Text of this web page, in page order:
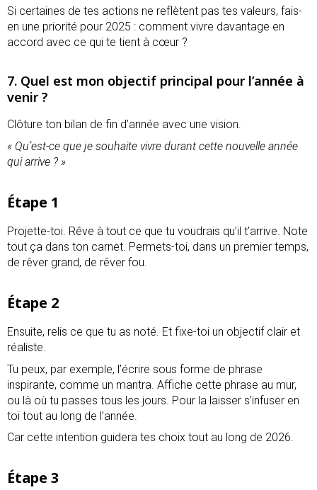
Si certaines de tes actions ne reflètent pas tes valeurs, fais-
en une priorité pour 2025 : comment vivre davantage en
accord avec ce qui te tient à cœur ?
7. Quel est mon objectif principal pour l’année à
venir ?
Clôture ton bilan de fin d’année avec une vision.
« Qu’est-ce que je souhaite vivre durant cette nouvelle année
qui arrive ? »
Étape 1
Projette-toi. Rêve à tout ce que tu voudrais qu’il t’arrive. Note
tout ça dans ton carnet. Permets-toi, dans un premier temps,
de rêver grand, de rêver fou.
Étape 2
Ensuite, relis ce que tu as noté. Et fixe-toi un objectif clair et
réaliste.
Tu peux, par exemple, l’écrire sous forme de phrase
inspirante, comme un mantra. Affiche cette phrase au mur,
ou là où tu passes tous les jours. Pour la laisser s’infuser en
toi tout au long de l’année.
Car cette intention guidera tes choix tout au long de 2026.
Étape 3